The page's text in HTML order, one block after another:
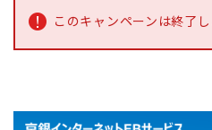
このキャンペーンは終了し